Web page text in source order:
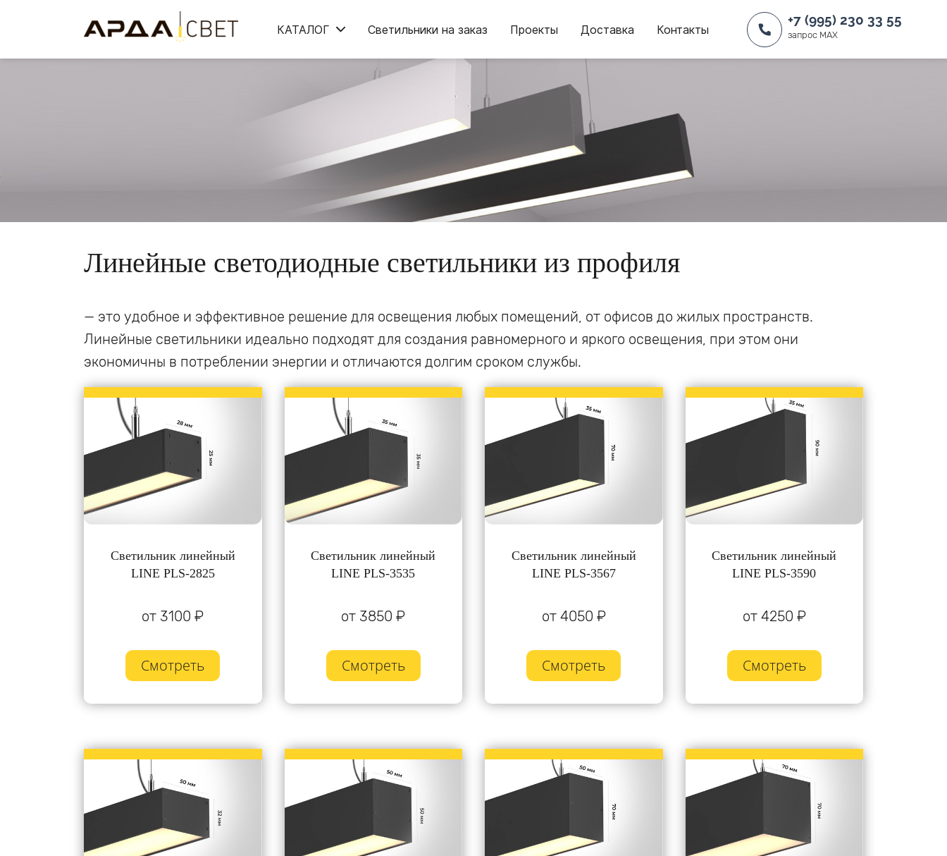
КАТАЛОГ Светильники на заказ Проекты Доставка Контакты
+7 (995) 230 33 55
запрос MAX
Линейные светодиодные светильники из профиля
— это удобное и эффективное решение для освещения любых помещений, от офисов до жилых пространств.
Линейные светильники идеально подходят для создания равномерного и яркого освещения, при этом они
экономичны в потреблении энергии и отличаются долгим сроком службы.
Светильник линейный
LINE PLS-2825
от 3100 ₽
Смотреть
Светильник линейный
LINE PLS-3535
от 3850 ₽
Смотреть
Светильник линейный
LINE PLS-3567
от 4050 ₽
Смотреть
Светильник линейный
LINE PLS-3590
от 4250 ₽
Смотреть